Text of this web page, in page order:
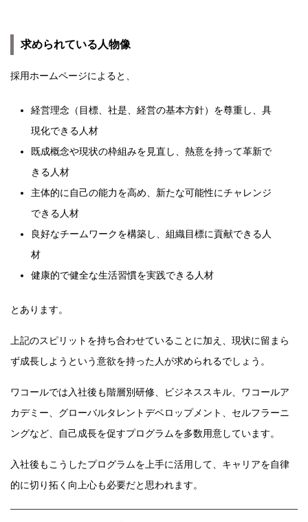
求められている人物像
採用ホームページによると、
経営理念（目標、社是、経営の基本方針）を尊重し、具
現化できる人材
既成概念や現状の枠組みを見直し、熱意を持って革新で
きる人材
主体的に自己の能力を高め、新たな可能性にチャレンジ
できる人材
良好なチームワークを構築し、組織目標に貢献できる人
材
健康的で健全な生活習慣を実践できる人材
とあります。
上記のスピリットを持ち合わせていることに加え、現状に留まら
ず成長しようという意欲を持った人が求められるでしょう。
ワコールでは入社後も階層別研修、ビジネススキル、ワコールア
カデミー、グローバルタレントデベロップメント、セルフラーニ
ングなど、自己成長を促すプログラムを多数用意しています。
入社後もこうしたプログラムを上手に活用して、キャリアを自律
的に切り拓く向上心も必要だと思われます。